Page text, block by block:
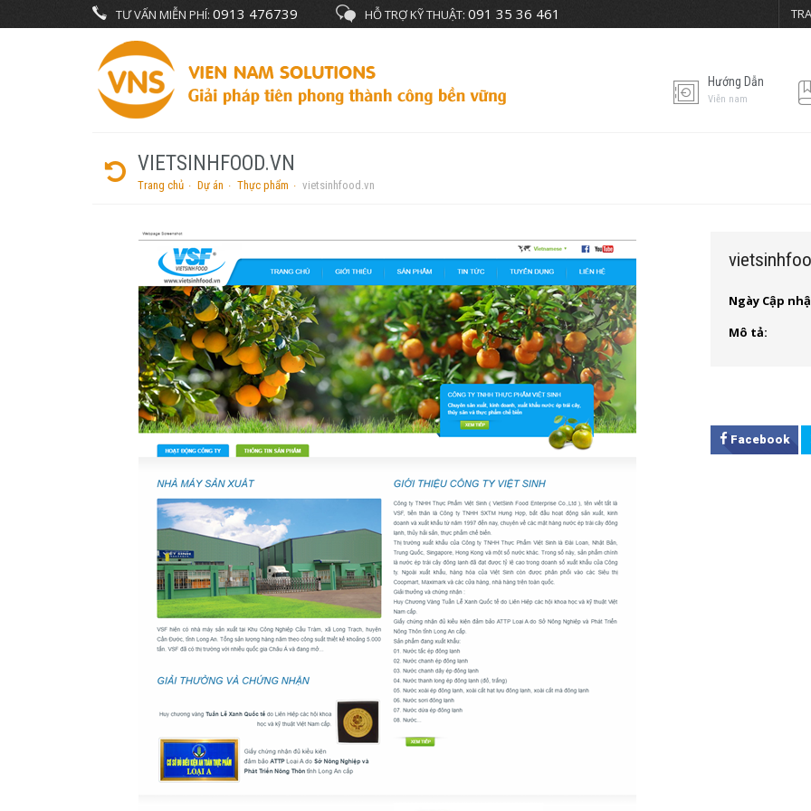
TƯ VẤN MIỄN PHÍ: 0913 476739 HỖ TRỢ KỸ THUẬT: 091 35 36 461
Hướng Dẫn
Viễn nam
VIETSINHFOOD.VN
Trang chủ Dự án Thực phẩm vietsinhfood.vn
Ngày Cập
Mô tả:
Facebook